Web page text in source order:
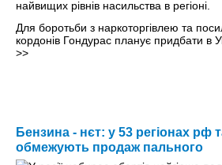
Для боротьби з наркоторгівлею та
кордонів Гондурас планує придбати в
>>
Бензина - нєт: у 53 регіонах рф
обмежують продаж пального